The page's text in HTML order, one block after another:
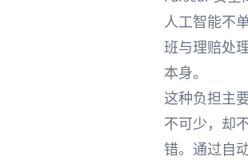
人工智能不
班与理赔处
本身。
这种负担主
不可少，却
错。通过自